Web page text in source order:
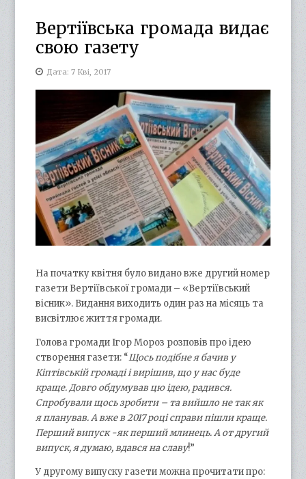
Вертіївська громада видає
свою газету
Дата: 7 Кві, 2017
На початку квітня було видано вже другий номер
газети Вертіївської громади – «Вертіївський
вісник». Видання виходить один раз на місяць та
висвітлює життя громади.
Голова громади Ігор Мороз розповів про ідею
створення газети: “Щось подібне я бачив у
Кіптівській громаді і вирішив, що у нас буде
краще. Довго обдумував цю ідею, радився.
Спробували щось зробити – та вийшло не так як
я планував. А вже в 2017 році справи пішли краще.
Перший випуск -як перший млинець. А от другий
випуск, я думаю, вдався на славу!”
У другому випуску газети можна прочитати про: